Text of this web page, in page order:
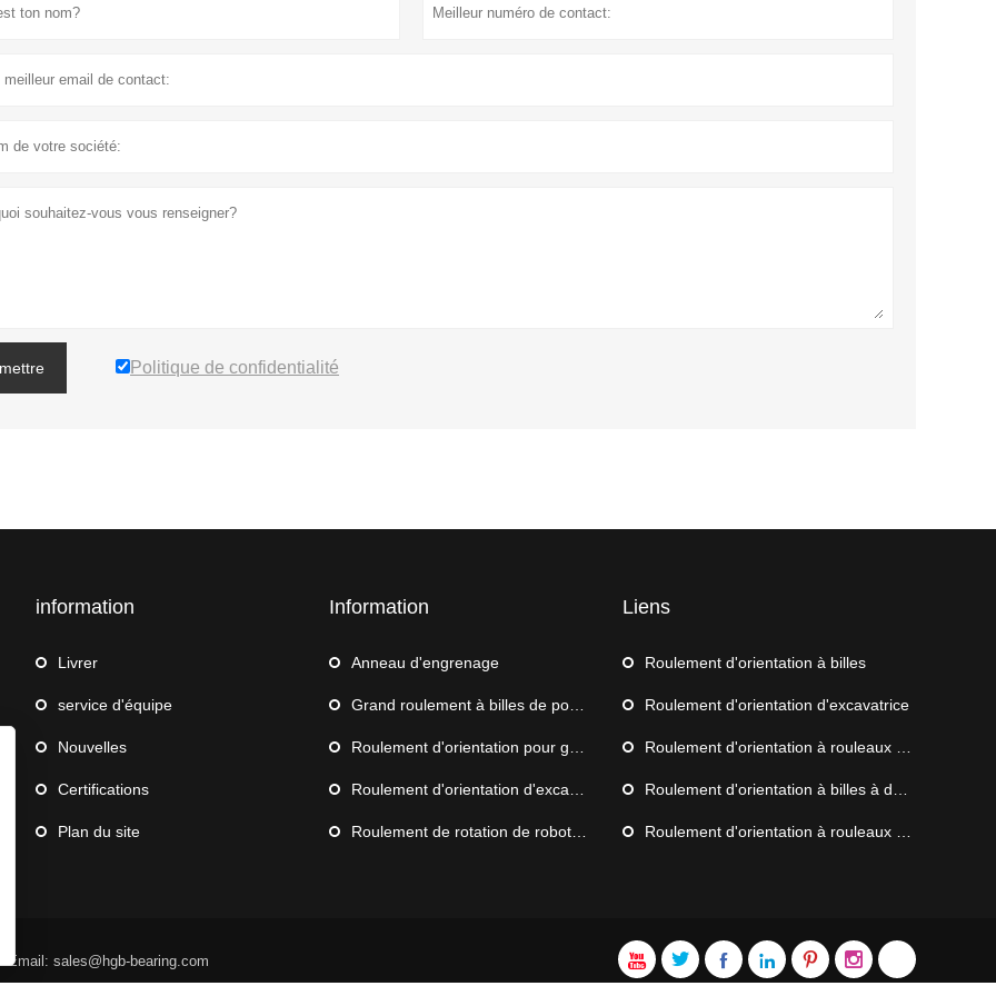
Politique de confidentialité
information
Livrer
service d'équipe
Nouvelles
Certifications
Plan du site
Information
Anneau d'engrenage
Grand roulement à billes de poussée
Roulement d'orientation pour grue de navire
Roulement d'orientation d'excavatrice
Roulement de rotation de robot de palettisation
Liens
Roulement d'orientation à billes
Roulement d'orientation d'excavatrice
Roulement d'orientation à rouleaux croisés
Roulement d'orientation à billes à double rangée
Roulement d'orientation à rouleaux à trois rangées
     
sales@hgb-bearing.com